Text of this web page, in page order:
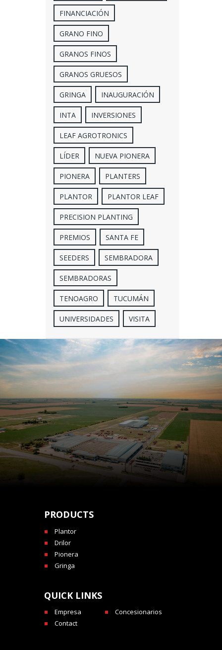
FINANCIACIÓN
GRANO FINO
GRANOS FINOS
GRANOS GRUESOS
GRINGA INAUGURACIÓN
INTA INVERSIONES
LEAF AGROTRONICS
LÍDER NUEVA PIONERA
PIONERA PLANTERS
PLANTOR PLANTOR LEAF
PRECISION PLANTING
PREMIOS SANTA FE
SEEDERS SEMBRADORA
SEMBRADORAS
TENOAGRO TUCUMÁN
UNIVERSIDADES VISITA
PRODUCTS
Plantor
Drilor
Pionera
Gringa
QUICK LINKS
Empresa
Concesionarios
Contact